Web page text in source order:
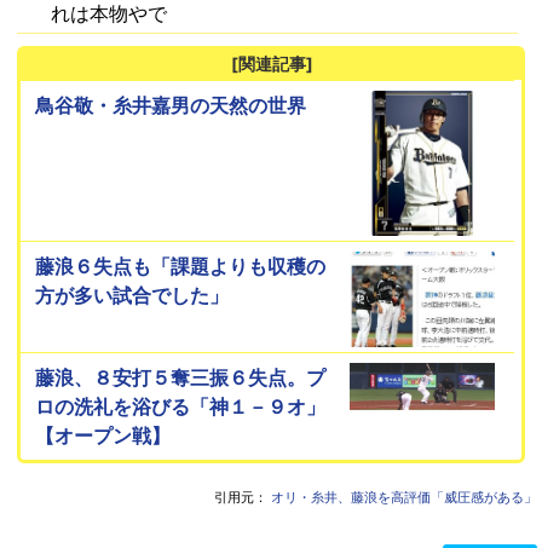
れは本物やで
[関連記事]
鳥谷敬・糸井嘉男の天然の世界
藤浪６失点も「課題よりも収穫の
方が多い試合でした」
藤浪、８安打５奪三振６失点。プ
ロの洗礼を浴びる「神１－９オ」
【オープン戦】
引用元： オリ・糸井、藤浪を高評価「威圧感がある」